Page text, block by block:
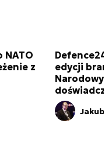
NATO
z
edycji